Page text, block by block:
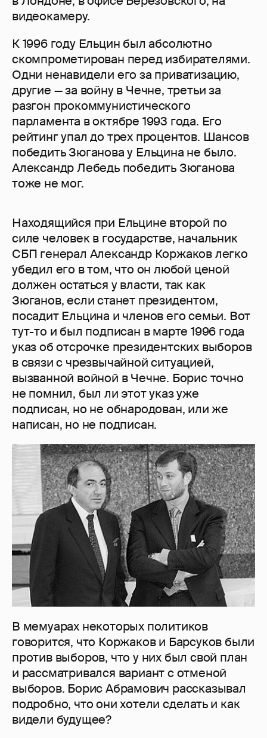
видеокамеру.
К 1996 году Ельцин был абсолютно
скомпрометирован перед избирателями.
Одни ненавидели его за приватизацию,
другие — за войну в Чечне, третьи за
разгон прокоммунистического
парламента в октябре 1993 года. Его
рейтинг упал до трех процентов. Шансов
победить Зюганова у Ельцина не было.
Александр Лебедь победить Зюганова
тоже не мог.
Находящийся при Ельцине второй по
силе человек в государстве, начальник
СБП генерал Александр Коржаков легко
убедил его в том, что он любой ценой
должен остаться у власти, так как
Зюганов, если станет президентом,
посадит Ельцина и членов его семьи. Вот
тут-то и был подписан в марте 1996 года
указ об отсрочке президентских выборов
в связи с чрезвычайной ситуацией,
вызванной войной в Чечне. Борис точно
не помнил, был ли этот указ уже
подписан, но не обнародован, или же
написан, но не подписан.
В мемуарах некоторых политиков
говорится, что Коржаков и Барсуков были
против выборов, что у них был свой план
и рассматривался вариант с отменой
выборов. Борис Абрамович рассказывал
подробно, что они хотели сделать и как
видели будущее?